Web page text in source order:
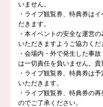
いません。
・ライブ観覧券、特典券は
だきます。
・本イベントの安全な運営
いただきますようご協力くだ
・会場内・外で発生した事
は一切責任を負いません。貴
・ライブ観覧券、特典券は
いただきます。
・ライブ観覧券、特典券の
のでご了承ください。